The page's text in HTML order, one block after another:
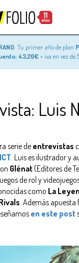
: Tu primer año de plan
43,20€ + iva en vez de
Luis
serie de entrevistas
. Luis es ilustrador y
Glénat(Editores de
de rol y
como La
. Además apuesta
en este post